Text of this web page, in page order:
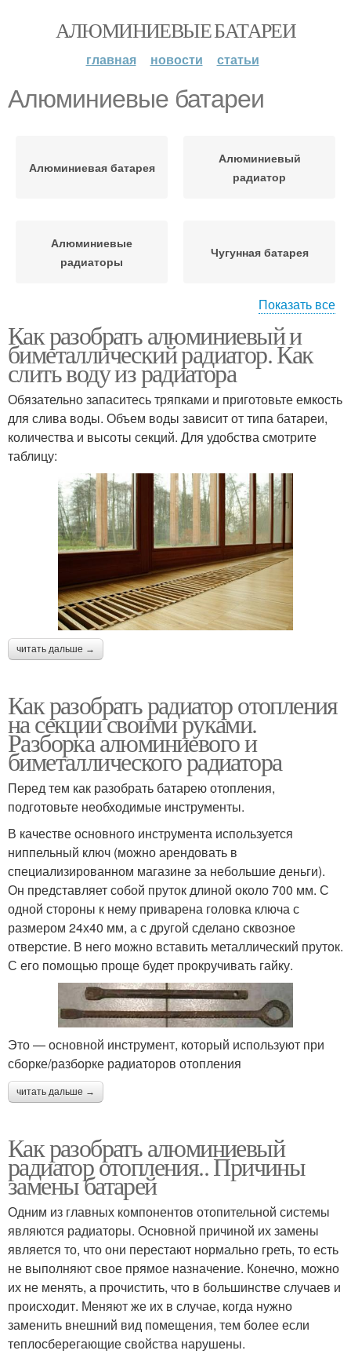
АЛЮМИНИЕВЫЕ БАТАРЕИ
главная новости статьи
Алюминиевые батареи
Алюминиевая батарея
Алюминиевый
радиатор
Алюминиевые
радиаторы
Чугунная батарея
Чугунные батареи
Воды в чугунной
батареи
Батареи из чугуна
Воды в алюминиевой
батарее
Воды в чугунной
батарее
Биметаллические
батареи
Батареи в частном доме Батарея от пыли
Крепления под
чугунные батареи
Показать все
Как разобрать алюминиевый и
биметаллический радиатор. Как
слить воду из радиатора
Обязательно запаситесь тряпками и приготовьте емкость
для слива воды. Объем воды зависит от типа батареи,
количества и высоты секций. Для удобства смотрите
таблицу:
читать дальше →
Как разобрать радиатор отопления
на секции своими руками.
Разборка алюминиевого и
биметаллического радиатора
Перед тем как разобрать батарею отопления,
подготовьте необходимые инструменты.
В качестве основного инструмента используется
ниппельный ключ (можно арендовать в
специализированном магазине за небольшие деньги).
Он представляет собой пруток длиной около 700 мм. С
одной стороны к нему приварена головка ключа с
размером 24х40 мм, а с другой сделано сквозное
отверстие. В него можно вставить металлический пруток.
С его помощью проще будет прокручивать гайку.
Это — основной инструмент, который используют при
сборке/разборке радиаторов отопления
читать дальше →
Как разобрать алюминиевый
радиатор отопления.. Причины
замены батарей
Одним из главных компонентов отопительной системы
являются радиаторы. Основной причиной их замены
является то, что они перестают нормально греть, то есть
не выполняют свое прямое назначение. Конечно, можно
их не менять, а прочистить, что в большинстве случаев и
происходит. Меняют же их в случае, когда нужно
заменить внешний вид помещения, тем более если
теплосберегающие свойства нарушены.